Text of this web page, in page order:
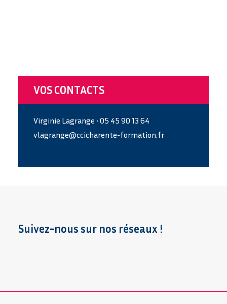
VOS CONTACTS
Virginie Lagrange • 05 45 90 13 64
vlagrange@ccicharente-formation.fr
Suivez-nous sur nos réseaux !